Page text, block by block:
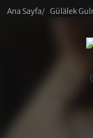
Ana Sayfa/ Gülälek